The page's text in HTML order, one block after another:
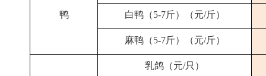
鸭 白鸭（5-7斤）（元/斤）
麻鸭（5-7斤）（元/斤）
乳鸽（元/只）